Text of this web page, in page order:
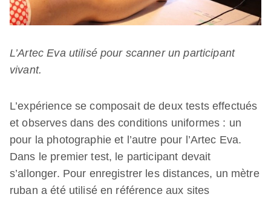
L’Artec Eva utilisé pour scanner un participant
vivant.
L’expérience se composait de deux tests effectués
et observes dans des conditions uniformes : un
pour la photographie et l’autre pour l’Artec Eva.
Dans le premier test, le participant devait
s’allonger. Pour enregistrer les distances, un mètre
ruban a été utilisé en référence aux sites